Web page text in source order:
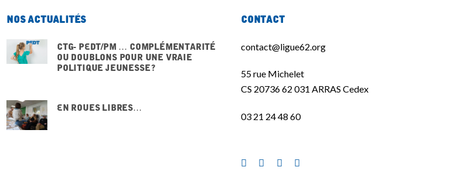
Nos actualités
CTG- PEdT/PM … Complémentarité
ou doublons pour une vraie
politique jeunesse ?
En Roues Libres…
Contact
contact@ligue62.org
55 rue Michelet
CS 20736 62 031 ARRAS Cedex
03 21 24 48 60